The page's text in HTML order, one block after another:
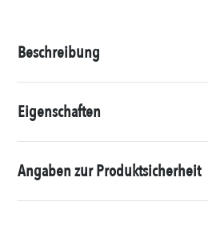
Beschreibung
Eigenschaften
Angaben zur Produktsicherheit